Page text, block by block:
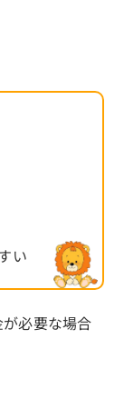
い
必要な場合